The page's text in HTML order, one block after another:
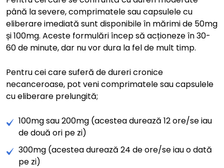
până la severe, comprimatele sau capsulele cu
eliberare imediată sunt disponibile în mărimi de 50mg
și 100mg. Aceste formulări încep să acționeze în 30-
60 de minute, dar nu vor dura la fel de mult timp.
Pentru cei care suferă de dureri cronice
necanceroase, pot veni comprimatele sau capsulele
cu eliberare prelungită;
100mg sau 200mg (acestea durează 12 ore/se iau
de două ori pe zi)
300mg (acestea durează 24 de ore/se iau o dată
pe zi)